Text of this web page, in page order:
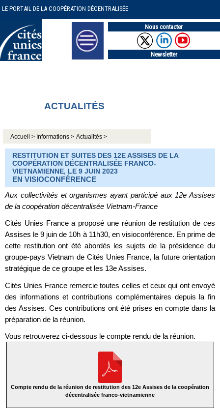
LE PORTAIL DE LA COOPÉRATION DÉCENTRALISÉE
Nous contacter
Newsletter
ACTUALITÉS
Accueil > Informations > Actualités >
RESTITUTION ET SUITES DES 12E ASSISES DE LA
COOPÉRATION DÉCENTRALISÉE FRANCO-
VIETNAMIENNE, LE 9 JUIN 2023
EN VISIOCONFÉRENCE
Aux collectivités et organismes ayant participé aux 12e Assises
de la coopération décentralisée Vietnam-France
Cités Unies France a proposé une réunion de restitution de ces
Assises le 9 juin de 10h à 11h30, en visioconférence. En prime de
cette restitution ont été abordés les sujets de la présidence du
groupe-pays Vietnam de Cités Unies France, la future orientation
stratégique de ce groupe et les 13e Assises.
Cités Unies France remercie toutes celles et ceux qui ont envoyé
des informations et contributions complémentaires depuis la fin
des Assises. Ces contributions ont été prises en compte dans la
préparation de la réunion.
Vous retrouverez ci-dessous le compte rendu de la réunion.
Compte rendu de la réunion de restitution des 12e Assises de la coopération
décentralisée franco-vietnamienne